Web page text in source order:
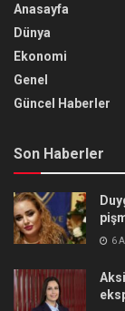
Anasayfa
Dünya
Ekonomi
Genel
Güncel Haberler
Son Haberler
6